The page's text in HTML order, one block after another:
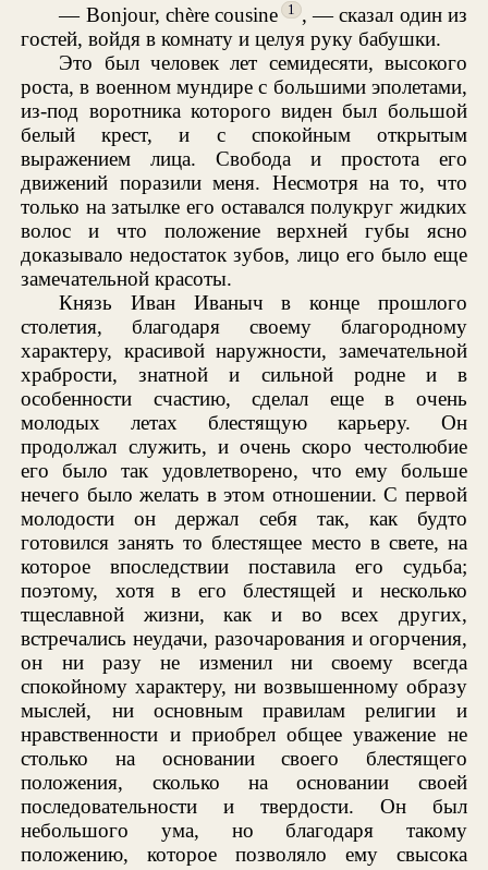
— Bonjour, chère cousine
1
, — сказал один из
гостей, войдя в комнату и целуя руку бабушки.
Это был человек лет семидесяти, высокого
роста, в военном мундире с большими эполетами,
из-под воротника которого виден был большой
белый крест, и с спокойным открытым
выражением лица. Свобода и простота его
движений поразили меня. Несмотря на то, что
только на затылке его оставался полукруг жидких
волос и что положение верхней губы ясно
доказывало недостаток зубов, лицо его было еще
замечательной красоты.
Князь Иван Иваныч в конце прошлого
столетия, благодаря своему благородному
характеру, красивой наружности, замечательной
храбрости, знатной и сильной родне и в
особенности счастию, сделал еще в очень
молодых летах блестящую карьеру. Он
продолжал служить, и очень скоро честолюбие
его было так удовлетворено, что ему больше
нечего было желать в этом отношении. С первой
молодости он держал себя так, как будто
готовился занять то блестящее место в свете, на
которое впоследствии поставила его судьба;
поэтому, хотя в его блестящей и несколько
тщеславной жизни, как и во всех других,
встречались неудачи, разочарования и огорчения,
он ни разу не изменил ни своему всегда
спокойному характеру, ни возвышенному образу
мыслей, ни основным правилам религии и
нравственности и приобрел общее уважение не
столько на основании своего блестящего
положения, сколько на основании своей
последовательности и твердости. Он был
небольшого ума, но благодаря такому
положению, которое позволяло ему свысока